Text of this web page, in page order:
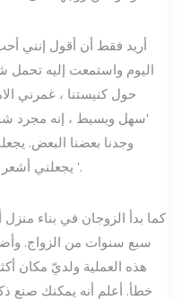
اليوم واستمعت إليه تحمل
حول كنيستنا ، غمرني
'سهل وبسيط ، إنه مجرد
وجدنا بعضنا البعض.
يجعلني أشعر في الوقت نفسه بأنني مثالي بالفعل '.
كما بدأ الزوجان في بناء
سبع سنوات من الزواج.
هذه العملية ولديّ مكان
خطأ. أعلم أنه يمكنك صنع